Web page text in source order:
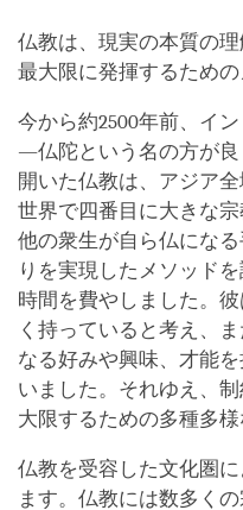
仏教は、現実の本質の
最大限に発揮するための
今から約2500年前、イ
―仏陀という名の方が
開いた仏教は、アジア
世界で四番目に大きな
他の衆生が自ら仏にな
りを実現したメソッド
時間を費やしました。
く持っていると考え、
なる好みや興味、才能
いました。それゆえ、
大限するための多種多
仏教を受容した文化圏
ます。仏教には数多く